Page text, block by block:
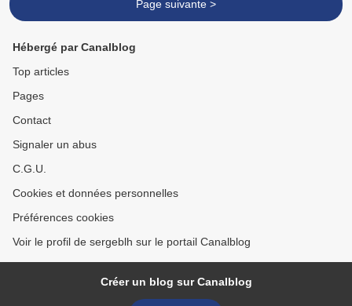
Page suivante >
Hébergé par Canalblog
Top articles
Pages
Contact
Signaler un abus
C.G.U.
Cookies et données personnelles
Préférences cookies
Voir le profil de sergeblh sur le portail Canalblog
Créer un blog sur Canalblog